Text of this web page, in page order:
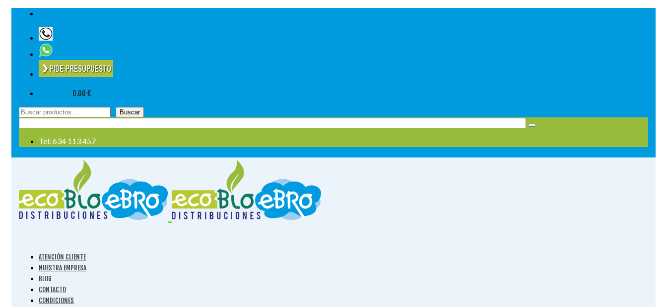
0.00 €
Buscar
Tel: 634 113 457
ATENCIÓN CLIENTE
NUESTRA EMPRESA
BLOG
CONTACTO
CONDICIONES